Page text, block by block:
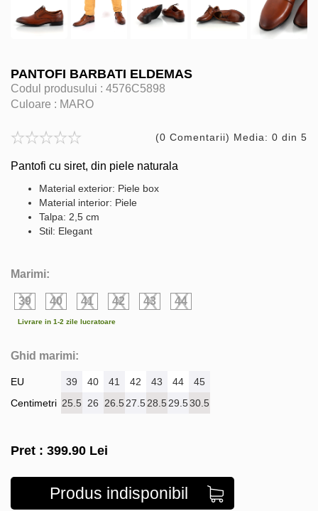
PANTOFI BARBATI ELDEMAS
Codul produsului : 4576C5898
Culoare : MARO
(0 Comentarii) Media: 0 din 5
Pantofi cu siret, din piele naturala
Material exterior: Piele box
Material interior: Piele
Talpa: 2,5 cm
Stil: Elegant
Marimi:
39 40 41 42 43 44
Livrare in 1-2 zile lucratoare
Ghid marimi:
EU
Centimetri
39 40 41 42 43 44
45
25.5 26 26.527.528.529.530.5
Pret : 399.90 Lei
Produs indisponibil